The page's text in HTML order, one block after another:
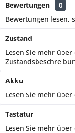
Bewertungen
0
Bewertungen lesen,
Zustand
Lesen Sie mehr
Akku
Lesen Sie mehr
Tastatur
Lesen Sie mehr über